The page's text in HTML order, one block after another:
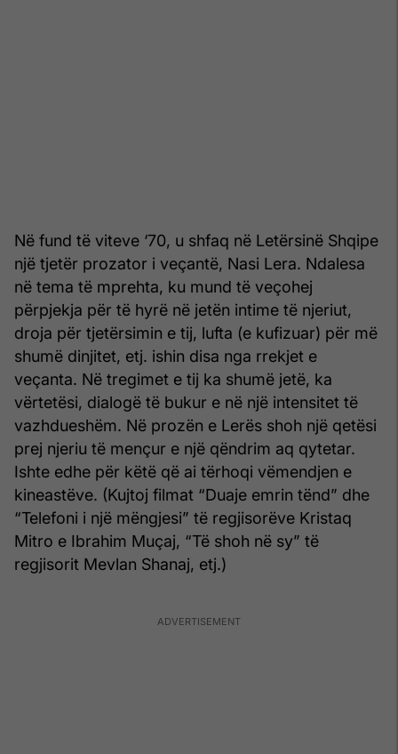
Në fund të viteve ‘70, u shfaq në Letërsinë Shqipe
një tjetër prozator i veçantë, Nasi Lera. Ndalesa
në tema të mprehta, ku mund të veçohej
përpjekja për të hyrë në jetën intime të njeriut,
droja për tjetërsimin e tij, lufta (e kufizuar) për më
shumë dinjitet, etj. ishin disa nga rrekjet e
veçanta. Në tregimet e tij ka shumë jetë, ka
vërtetësi, dialogë të bukur e në një intensitet të
vazhdueshëm. Në prozën e Lerës shoh një qetësi
prej njeriu të mençur e një qëndrim aq qytetar.
Ishte edhe për këtë që ai tërhoqi vëmendjen e
kineastëve. (Kujtoj filmat “Duaje emrin tënd” dhe
“Telefoni i një mëngjesi” të regjisorëve Kristaq
Mitro e Ibrahim Muçaj, “Të shoh në sy” të
regjisorit Mevlan Shanaj, etj.)